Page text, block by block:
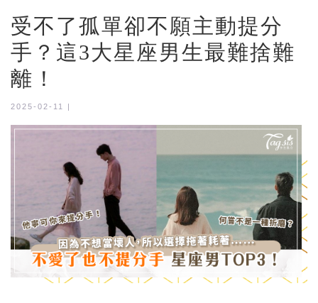
受不了孤單卻不願主動提分
手？這3大星座男生最難捨難
離！
2025-02-11 |